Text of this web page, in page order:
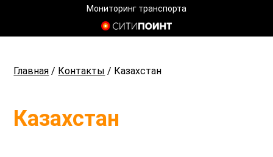
Мониторинг транспорта
Главная / Контакты / Казахстан
Казахстан